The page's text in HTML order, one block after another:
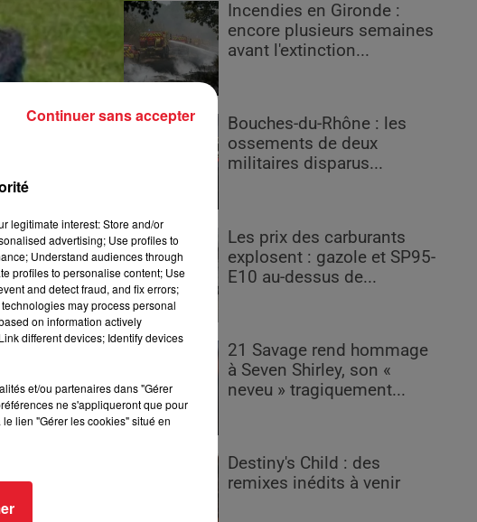
pour viol
judiciaire
médicales
pas
Incendies en Gironde :
encore plusieurs semaines
avant l'extinction...
Bouches-du-Rhône : les
ossements de deux
militaires disparus...
Les prix des carburants
explosent : gazole et SP95-
E10 au-dessus de...
21 Savage rend hommage
à Seven Shirley, son «
neveu » tragiquement...
Destiny's Child : des
remixes inédits à venir
legitimate interest: Store and/or
advertising; Use profiles to
Understand audiences through
profiles to personalise content; Use
and detect fraud, and fix errors;
may process personal
on information actively
different devices; Identify devices
et/ou partenaires dans "Gérer
ne s'appliqueront que pour
lien "Gérer les cookies" situé en
Continuer sans accepter